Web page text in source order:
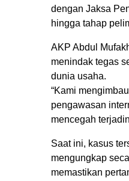
dengan Jaksa
hingga tahap
AKP Abdul
menindak tegas
dunia usaha.
“Kami
pengawasan
mencegah
Saat ini, kasus
mengungkap
memastikan